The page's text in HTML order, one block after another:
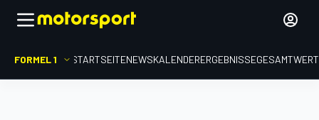
FORMEL 1 STARTSEITENEWSKALENDERERGEBNISSE